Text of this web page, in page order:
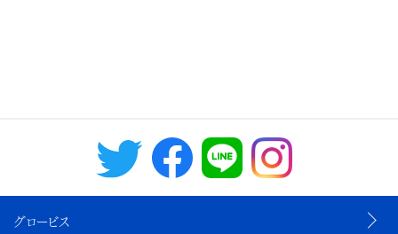
グロービス